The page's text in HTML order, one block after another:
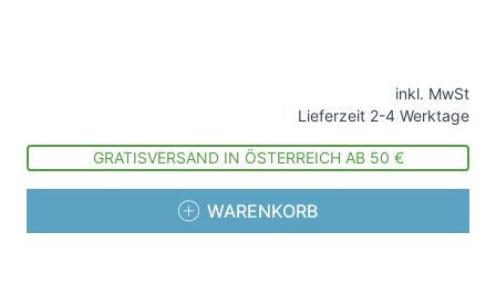
inkl. MwSt
Lieferzeit 2-4 Werktage
GRATISVERSAND IN ÖSTERREICH AB 50 €
WARENKORB